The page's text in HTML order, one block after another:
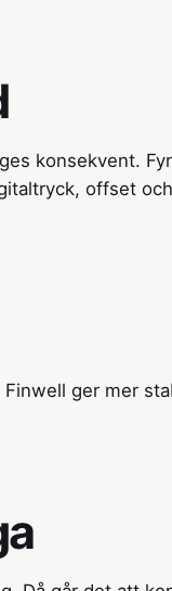
konsekvent.
offset
ger mer